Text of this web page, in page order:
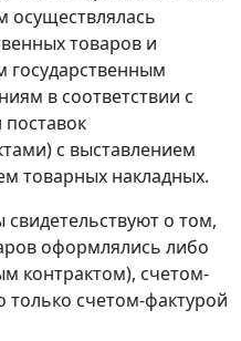
осуществлялась
товаров и
государственным
в соответствии с
с выставлением
товарных накладных.
о том,
оформлялись либо
контрактом), счетом-
только счетом-фактурой